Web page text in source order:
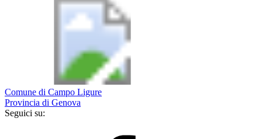
Comune di Campo Ligure
Provincia di Genova
Seguici su: